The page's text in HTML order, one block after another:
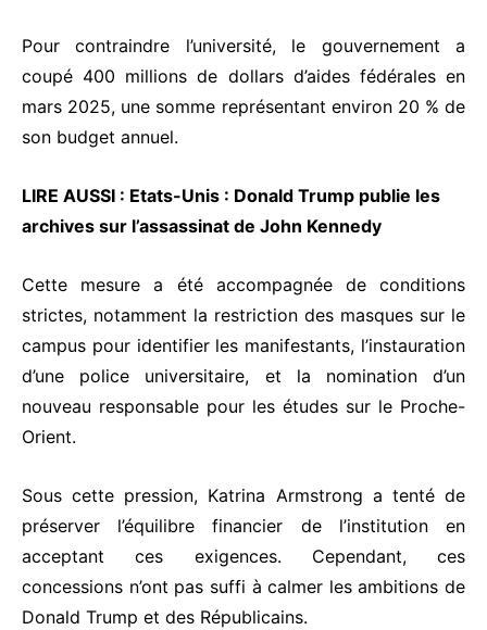
Pour contraindre l’université, le gouvernement a
coupé 400 millions de dollars d’aides fédérales en
mars 2025, une somme représentant environ 20 % de
son budget annuel.
LIRE AUSSI : Etats-Unis : Donald Trump publie les
archives sur l’assassinat de John Kennedy
Cette mesure a été accompagnée de conditions
strictes, notamment la restriction des masques sur le
campus pour identifier les manifestants, l’instauration
d’une police universitaire, et la nomination d’un
nouveau responsable pour les études sur le Proche-
Orient.
Sous cette pression, Katrina Armstrong a tenté de
préserver l’équilibre financier de l’institution en
acceptant ces exigences. Cependant, ces
concessions n’ont pas suffi à calmer les ambitions de
Donald Trump et des Républicains.